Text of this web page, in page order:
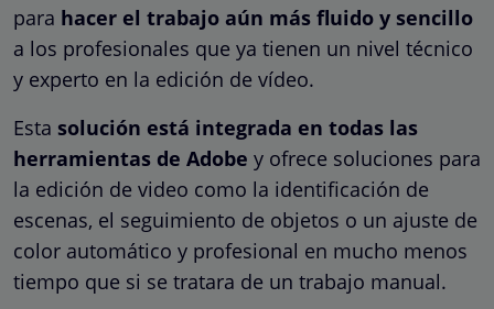
para hacer el trabajo aún más fluido y sencillo
a los profesionales que ya tienen un nivel técnico
y experto en la edición de vídeo.
Esta solución está integrada en todas las
herramientas de Adobe y ofrece soluciones para
la edición de video como la identificación de
escenas, el seguimiento de objetos o un ajuste de
color automático y profesional en mucho menos
tiempo que si se tratara de un trabajo manual.